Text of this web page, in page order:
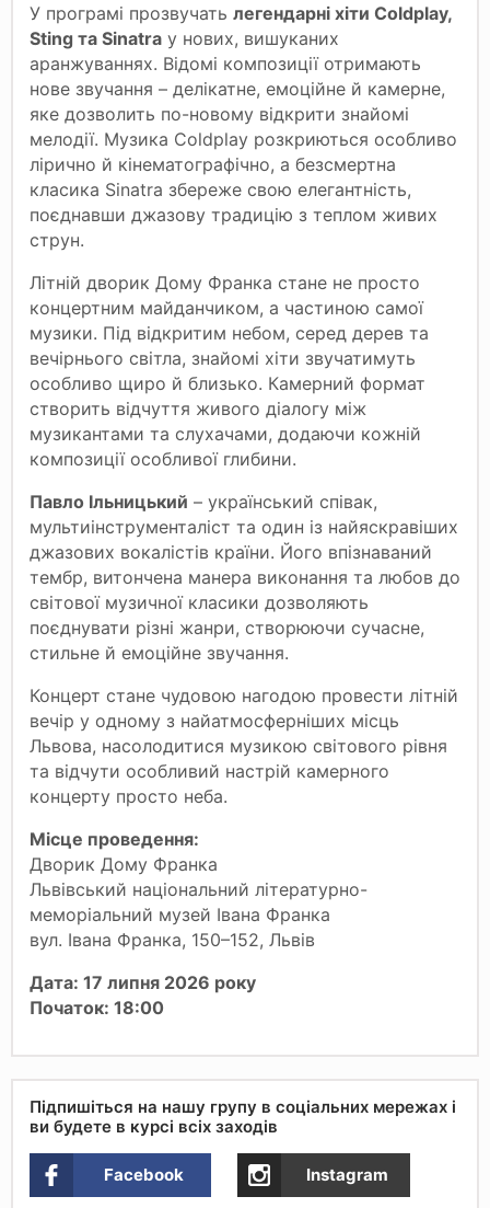
У програмі прозвучать легендарні хіти Coldplay,
Sting та Sinatra у нових, вишуканих
аранжуваннях. Відомі композиції отримають
нове звучання – делікатне, емоційне й камерне,
яке дозволить по-новому відкрити знайомі
мелодії. Музика Coldplay розкриються особливо
лірично й кінематографічно, а безсмертна
класика Sinatra збереже свою елегантність,
поєднавши джазову традицію з теплом живих
струн.
Літній дворик Дому Франка стане не просто
концертним майданчиком, а частиною самої
музики. Під відкритим небом, серед дерев та
вечірнього світла, знайомі хіти звучатимуть
особливо щиро й близько. Камерний формат
створить відчуття живого діалогу між
музикантами та слухачами, додаючи кожній
композиції особливої глибини.
Павло Ільницький – український співак,
мультиінструменталіст та один із найяскравіших
джазових вокалістів країни. Його впізнаваний
тембр, витончена манера виконання та любов до
світової музичної класики дозволяють
поєднувати різні жанри, створюючи сучасне,
стильне й емоційне звучання.
Концерт стане чудовою нагодою провести літній
вечір у одному з найатмосферніших місць
Львова, насолодитися музикою світового рівня
та відчути особливий настрій камерного
концерту просто неба.
Місце проведення:
Дворик Дому Франка
Львівський національний літературно-
меморіальний музей Івана Франка
вул. Івана Франка, 150–152, Львів
Дата: 17 липня 2026 року
Початок: 18:00
Підпишіться на нашу групу в соціальних мережах і
ви будете в курсі всіх заходів
Facebook Instagram